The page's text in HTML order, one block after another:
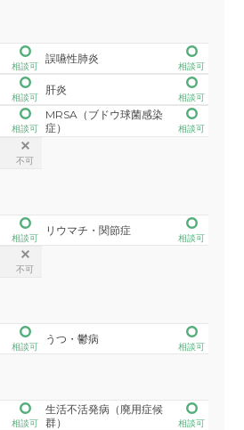
相談可
誤嚥性肺炎
相談可
相談可
肝炎
相談可
相談可
MRSA（ブドウ球菌感染
症）
相談可
不可
相談可
リウマチ・関節症
相談可
不可
相談可
うつ・鬱病
相談可
相談可
生活不活発病（廃用症候
群）
相談可